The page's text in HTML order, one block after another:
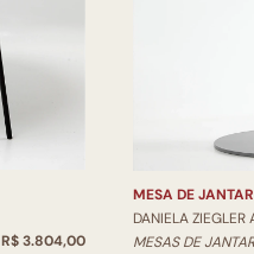
R$ 3.804,00
MESA DE
DANIELA ZIEGLER
MESAS DE JANTAR